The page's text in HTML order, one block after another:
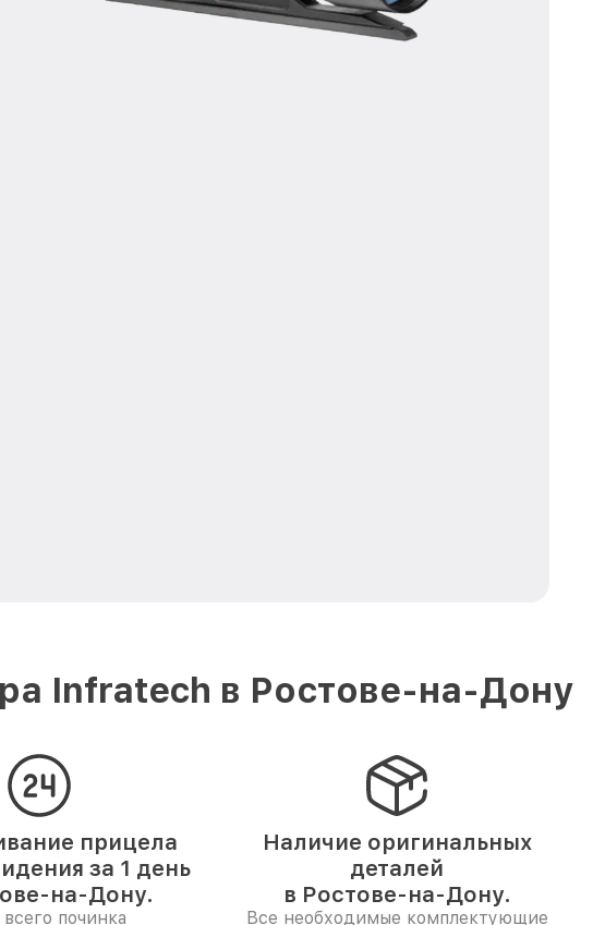
Infratech в Ростове-на-Дону
прицела
за 1 день
на-Дону.
починка
Наличие оригинальных
деталей
в Ростове-на-Дону.
Все необходимые комплектующие